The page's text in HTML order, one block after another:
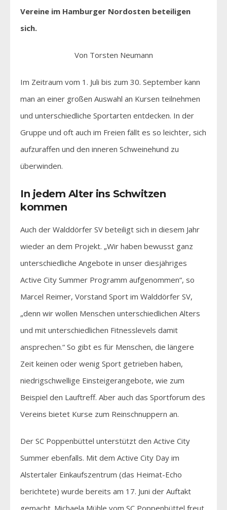
Vereine im Hamburger Nordosten beteiligen
sich.
Von Torsten Neumann
Im Zeitraum vom 1. Juli bis zum 30. September kann
man an einer großen Auswahl an Kursen teilnehmen
und unterschiedliche Sportarten entdecken. In der
Gruppe und oft auch im Freien fällt es so leichter, sich
aufzuraffen und den inneren Schweinehund zu
überwinden.
In jedem Alter ins Schwitzen
kommen
Auch der Walddörfer SV beteiligt sich in diesem Jahr
wieder an dem Projekt. „Wir haben bewusst ganz
unterschiedliche Angebote in unser diesjähriges
Active City Summer Programm aufgenommen“, so
Marcel Reimer, Vorstand Sport im Walddörfer SV,
„denn wir wollen Menschen unterschiedlichen Alters
und mit unterschiedlichen Fitnesslevels damit
ansprechen.“ So gibt es für Menschen, die längere
Zeit keinen oder wenig Sport getrieben haben,
niedrigschwellige Einsteigerangebote, wie zum
Beispiel den Lauftreff. Aber auch das Sportforum des
Vereins bietet Kurse zum Reinschnuppern an.
Der SC Poppenbüttel unterstützt den Active City
Summer ebenfalls. Mit dem Active City Day im
Alstertaler Einkaufszentrum (das Heimat-Echo
berichtete) wurde bereits am 17. Juni der Auftakt
gemacht. Michaela Mühle vom SC Poppenbüttel freut